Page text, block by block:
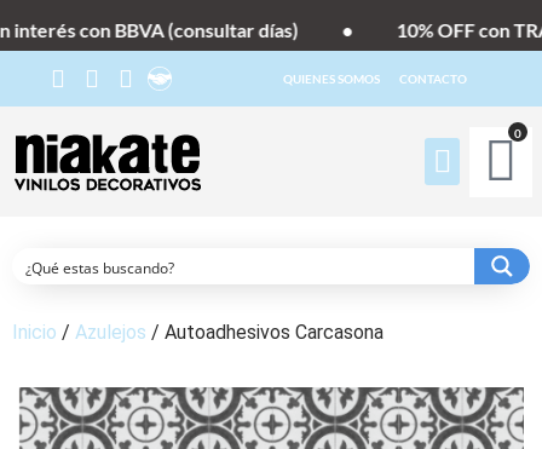
con BBVA (consultar días) 10% OFF con
QUIENES SOMOS CONTACTO
0
Inicio / Azulejos / Autoadhesivos Carcasona